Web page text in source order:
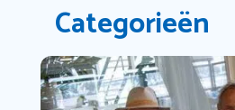
Categorieën